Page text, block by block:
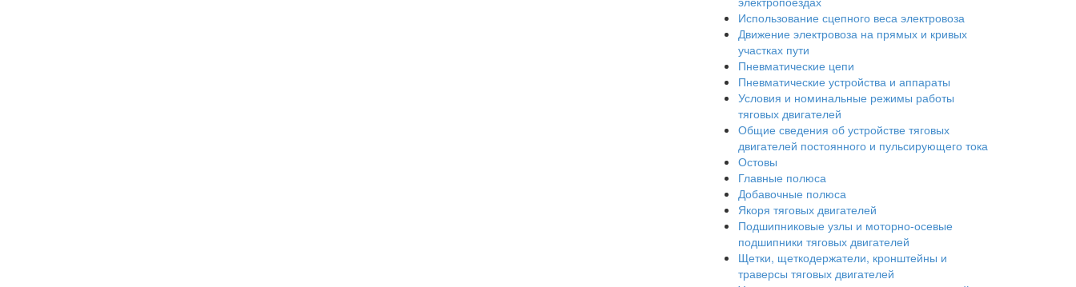
Использование сцепного веса электровоза
Движение электровоза на прямых и кривых
участках пути
Пневматические цепи
Пневматические устройства и аппараты
Условия и номинальные режимы работы
тяговых двигателей
Общие сведения об устройстве тяговых
двигателей постоянного и пульсирующего тока
Остовы
Главные полюса
Добавочные полюса
Якоря тяговых двигателей
Подшипниковые узлы и моторно-осевые
подшипники тяговых двигателей
Щетки, щеткодержатели, кронштейны и
траверсы тяговых двигателей